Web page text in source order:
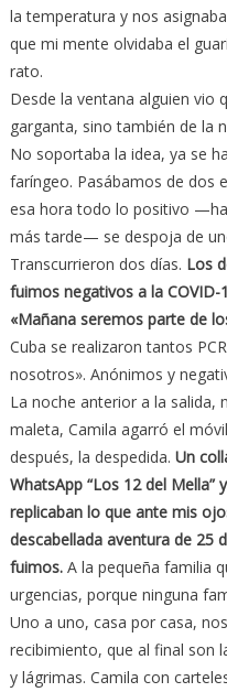
la temperatura y nos
que mi mente olvidaba el
rato.
Desde la ventana alguien vio
garganta, sino también de la
No soportaba la idea, ya se
faríngeo. Pasábamos de dos
esa hora todo lo positivo
más tarde— se despoja de
Transcurrieron dos días. Los
fuimos negativos a la
«Mañana seremos parte de
Cuba se realizaron tantos
nosotros». Anónimos y
La noche anterior a la salida,
maleta, Camila agarró el
después, la despedida. Un
WhatsApp “Los 12 del
replicaban lo que ante mis
descabellada aventura de 25
fuimos.A la pequeña familia
urgencias, porque ninguna
Uno a uno, casa por casa,
recibimiento, que al final son
y lágrimas. Camila con